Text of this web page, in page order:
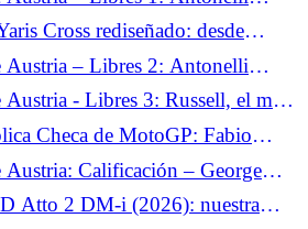
su compañero de equipo
Cross rediseñado: desde
más elevados para el SUV
Austria – Libres 2: Antonelli
de Mercedes
Austria - Libres 3: Russell, el más
clasificación.
Checa de MotoGP: Fabio
volver a la vanguardia con
Austria: Calificación – George
la pole tras el choque de
Atto 2 DM-i (2026): nuestra